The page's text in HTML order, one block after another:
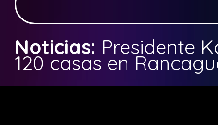
Noticias: Presidente
120 casas en